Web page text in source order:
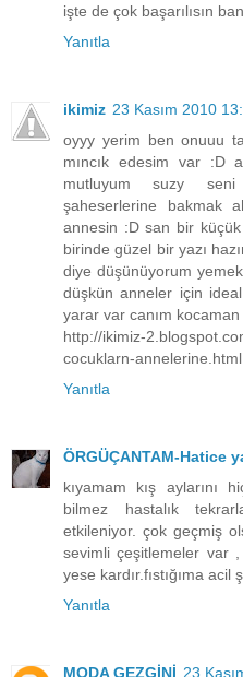
işte de çok başarılısın
Yanıtla
ikimiz 23 Kasım 2010
oyyy yerim ben onuuu
mıncık edesim var :D
mutluyum suzy seni
şaheserlerine bakmak
annesin :D san bir
birinde güzel bir yazı
diye düşünüyorum
düşkün anneler için
yarar var canım
http://ikimiz-
cocuklarn-annelerine.html
Yanıtla
ÖRGÜÇANTAM-Hatice
kıyamam kış aylarını
bilmez hastalık
etkileniyor. çok geçmiş
sevimli çeşitlemeler var
yese kardır.fıstığıma
Yanıtla
MODA GEZGİNİ 23